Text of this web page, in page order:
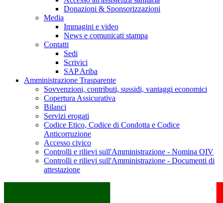
Donazioni & Sponsorizzazioni
Media
Immagini e video
News e comunicati stampa
Contatti
Sedi
Scrivici
SAP Ariba
Amministrazione Trasparente
Sovvenzioni, contributi, sussidi, vantaggi economici
Copertura Assicurativa
Bilanci
Servizi erogati
Codice Etico, Codice di Condotta e Codice
Anticorruzione
Accesso civico
Controlli e rilievi sull'Amministrazione - Nomina OIV
Controlli e rilievi sull'Amministrazione - Documenti di
attestazione